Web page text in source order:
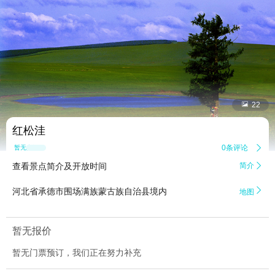
 22
红松洼
暂无点评 0条评论 
查看景点简介及开放时间 简介 
河北省承德市围场满族蒙古族自治县境内 地图 
暂无报价
暂无门票预订，我们正在努力补充
